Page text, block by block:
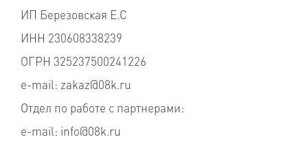
ИП Березовская Е.С
ИНН 230608338239
ОГРН 325237500241226
e-mail: zakaz@08k.ru
Отдел по работе с партнерами:
e-mail: info@08k.ru